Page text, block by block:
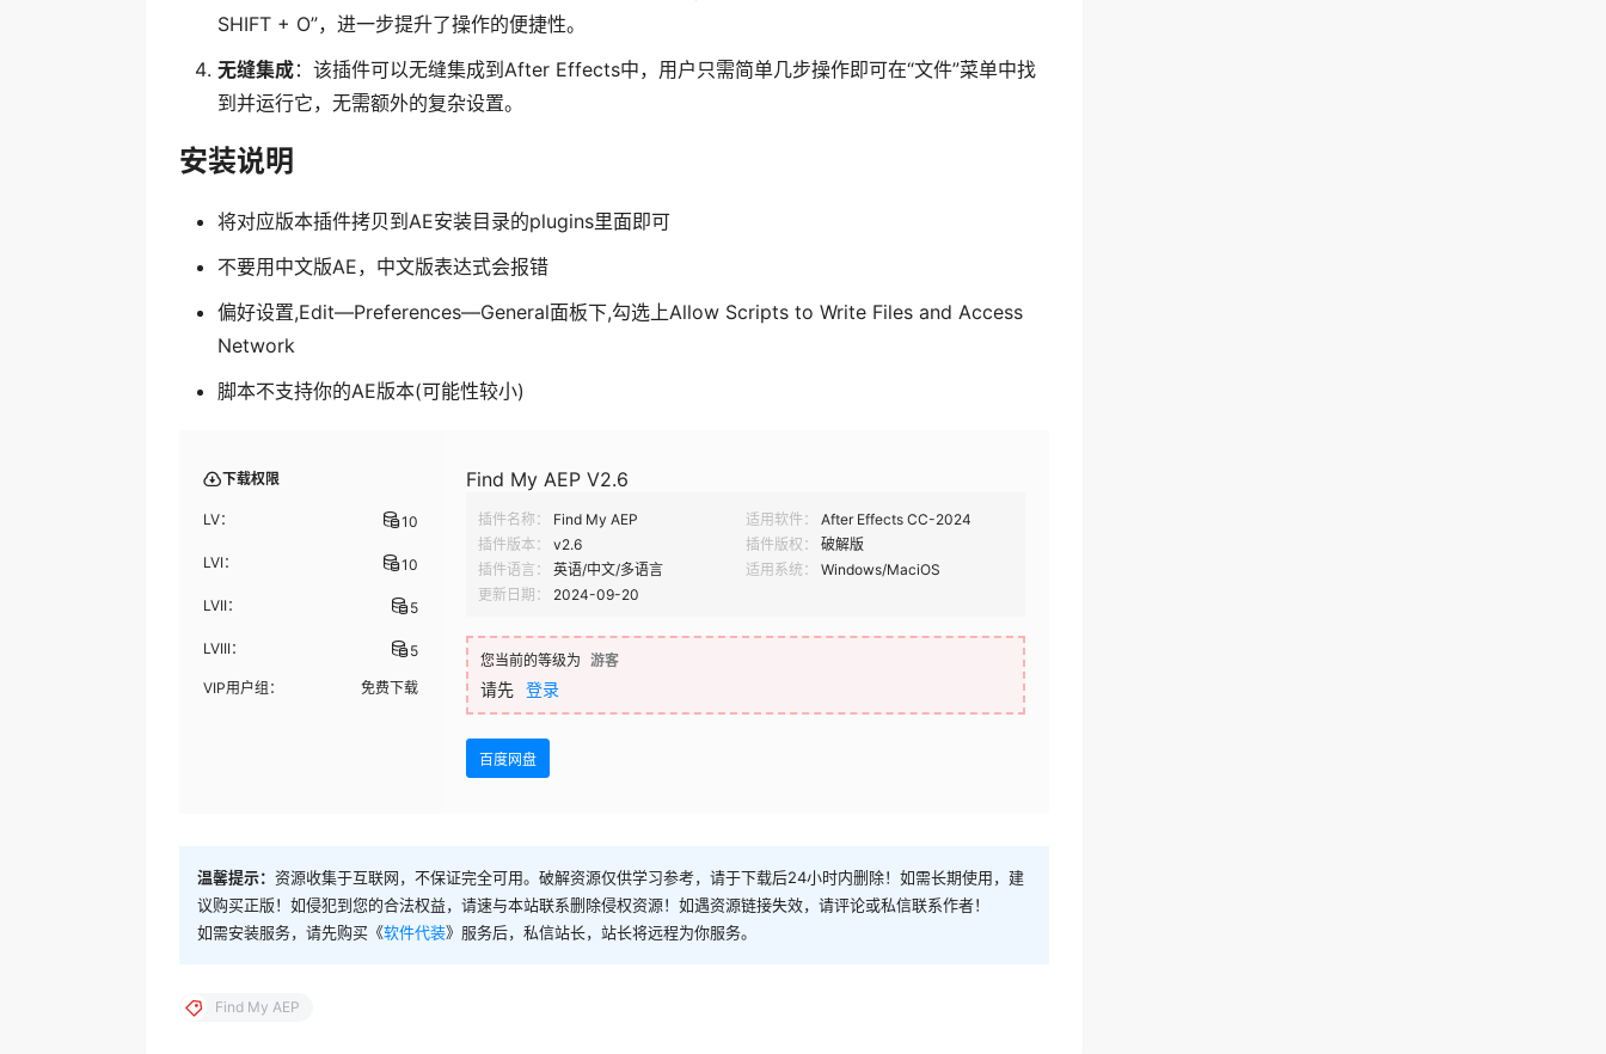
SHIFT + O”，进一步提升了操作的便捷性。
无缝集成：该插件可以无缝集成到After Effects中，用户只需简单几步操作即可在“文件”菜单中找
到并运行它，无需额外的复杂设置。
安装说明
将对应版本插件拷贝到AE安装目录的plugins里面即可
不要用中文版AE，中文版表达式会报错
偏好设置,Edit—Preferences—General面板下,勾选上Allow Scripts to Write Files and Access
Network
脚本不支持你的AE版本(可能性较小)
下载权限
LV： 10
LVI： 10
LVII： 5
LVIII： 5
VIP用户组： 免费下载
Find My AEP V2.6
插件名称： Find My AEP 适用软件：
After Effects CC-2024
插件版本：
v2.6 插件版权：
破解版
插件语言：
英语/中文/多语言 适用系统：
Windows/MaciOS
更新日期：
2024-09-20
您当前的等级为 游客
请先 登录
百度网盘
温馨提示： 资源收集于互联网，不保证完全可用。破解资源仅供学习参考，请于下载后24小时内删除！如需长期使用，建
议购买正版！如侵犯到您的合法权益，请速与本站联系删除侵权资源！如遇资源链接失效，请评论或私信联系作者！
如需安装服务，请先购买《软件代装》服务后，私信站长，站长将远程为你服务。
Find My AEP